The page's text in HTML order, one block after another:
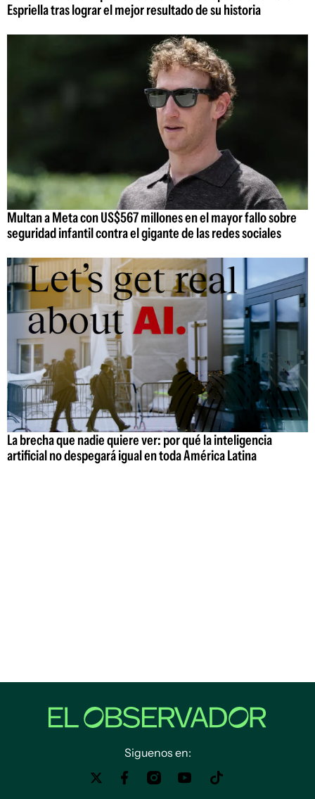
Espriella tras lograr el mejor resultado de su historia
Multan a Meta con US$567 millones en el mayor fallo sobre
seguridad infantil contra el gigante de las redes sociales
La brecha que nadie quiere ver: por qué la inteligencia
artificial no despegará igual en toda América Latina
Siguenos en: